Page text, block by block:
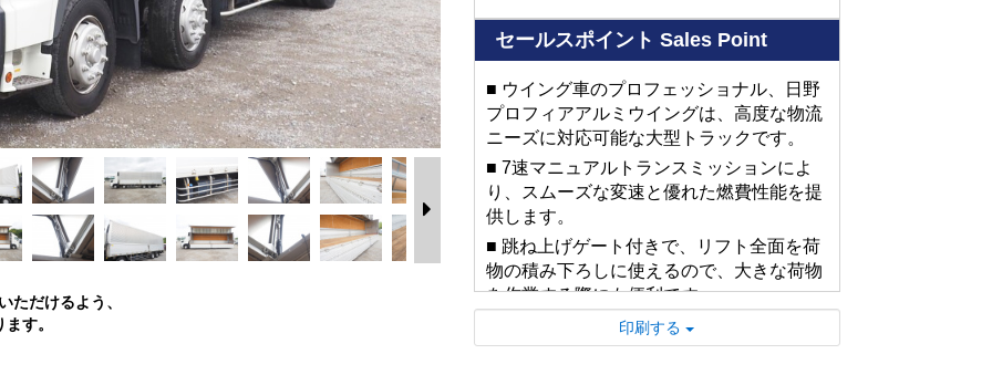
ただけるよう、
す。
セールスポイント Sales Point
■ ウイング車のプロフェッショナル、日野
プロフィアアルミウイングは、高度な物流
ニーズに対応可能な大型トラックです。
■ 7速マニュアルトランスミッションによ
り、スムーズな変速と優れた燃費性能を提
供します。
■ 跳ね上げゲート付きで、リフト全面を荷
物の積み下ろしに使えるので、大きな荷物
を作業する際にも便利です。
■ 4軸低床構造により、安定した走行と柔
軟な積載能力を実現しています。
印刷する